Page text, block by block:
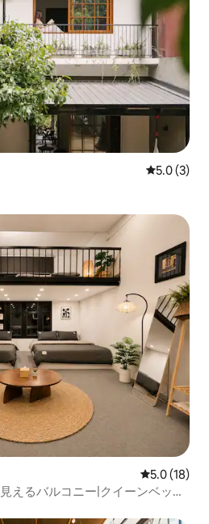
レビュー3
5.0 (3)
す。
レビュー18
5.0 (18)
えるバルコニー|クイーンベッド